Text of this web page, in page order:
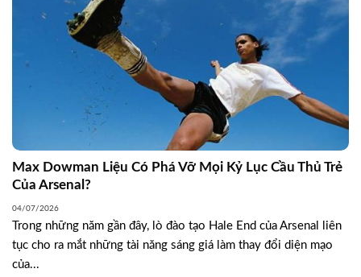
Max Dowman Liệu Có Phá Vỡ Mọi Kỷ Lục Cầu Thủ Trẻ
Của Arsenal?
04/07/2026
Trong những năm gần đây, lò đào tạo Hale End của Arsenal liên
tục cho ra mắt những tài năng sáng giá làm thay đổi diện mạo
của...